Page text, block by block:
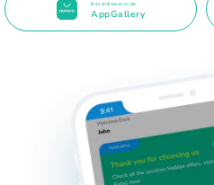
Beschikbaar in de
AppGallery